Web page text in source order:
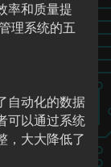
率和质量提
理系统的五
自动化的数据
可以通过系统
，大大降低了